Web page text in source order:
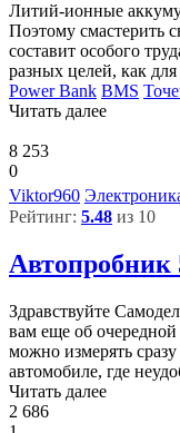
Литий-ионные
Поэтому смастерить
составит особого
разных целей, как для
Power Bank BMS
Читать далее
8 253
0
Viktor960
Рейтинг: 5.48 из 10
Автопробник
Здравствуйте
вам еще об
можно измерять
автомобиле, где
Читать далее
2 686